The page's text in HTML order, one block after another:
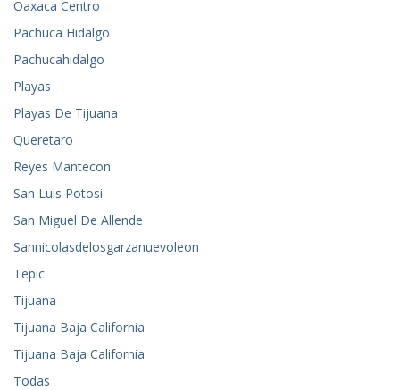
Oaxaca Centro
Pachuca Hidalgo
Pachucahidalgo
Playas
Playas De Tijuana
Queretaro
Reyes Mantecon
San Luis Potosi
San Miguel De Allende
Sannicolasdelosgarzanuevoleon
Tepic
Tijuana
Tijuana Baja California
Tijuana Baja California
Todas